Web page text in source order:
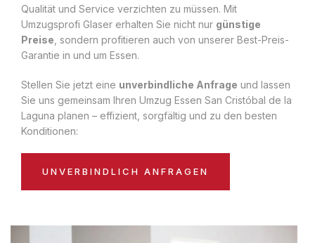
Qualität und Service verzichten zu müssen. Mit
Umzugsprofi Glaser erhalten Sie nicht nur günstige
Preise , sondern profitieren auch von unserer Best-Preis-
Garantie in und um Essen.
Stellen Sie jetzt eine unverbindliche Anfrage und lassen
Sie uns gemeinsam Ihren Umzug Essen San Cristóbal de la
Laguna planen – effizient, sorgfältig und zu den besten
Konditionen:
UNVERBINDLICH ANFRAGEN